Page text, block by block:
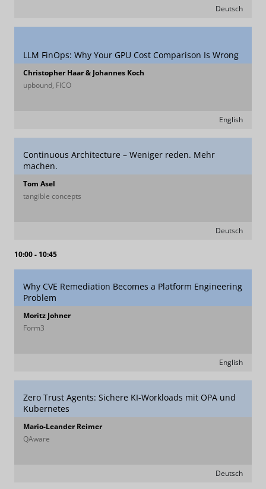
Deutsch
LLM FinOps: Why Your GPU Cost Comparison Is Wrong
Christopher Haar & Johannes Koch
upbound, FICO
English
Continuous Architecture – Weniger reden. Mehr
machen.
Tom Asel
tangible concepts
Deutsch
10:00 - 10:45
Why CVE Remediation Becomes a Platform Engineering
Problem
Moritz Johner
Form3
English
Zero Trust Agents: Sichere KI-Workloads mit OPA und
Kubernetes
Mario-Leander Reimer
QAware
Deutsch